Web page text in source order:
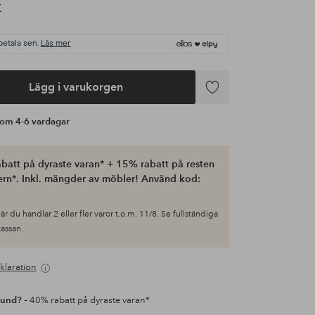
sen. Läs mer
Lägg i varukorgen
Lägg
om 4-6 vardagar
på dyraste varan* + 15% rabatt på resten
Inkl. mängder av möbler! Använd kod:
du handlar 2 eller fler varor t.o.m. 11/8. Se fullständiga
– 40% rabatt på dyraste varan*